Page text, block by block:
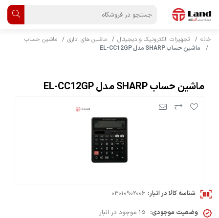
خانه تجهیزات الکترونیک و دیجیتال ماشین های اداری
ماشین حساب
ماشین حساب SHARP مدل EL-CC12GP
ماشین حساب SHARP مدل EL-CC12GP
شناسه کالا در انبار: 03010902006
وضعیت موجودی: 15 موجود در انبار